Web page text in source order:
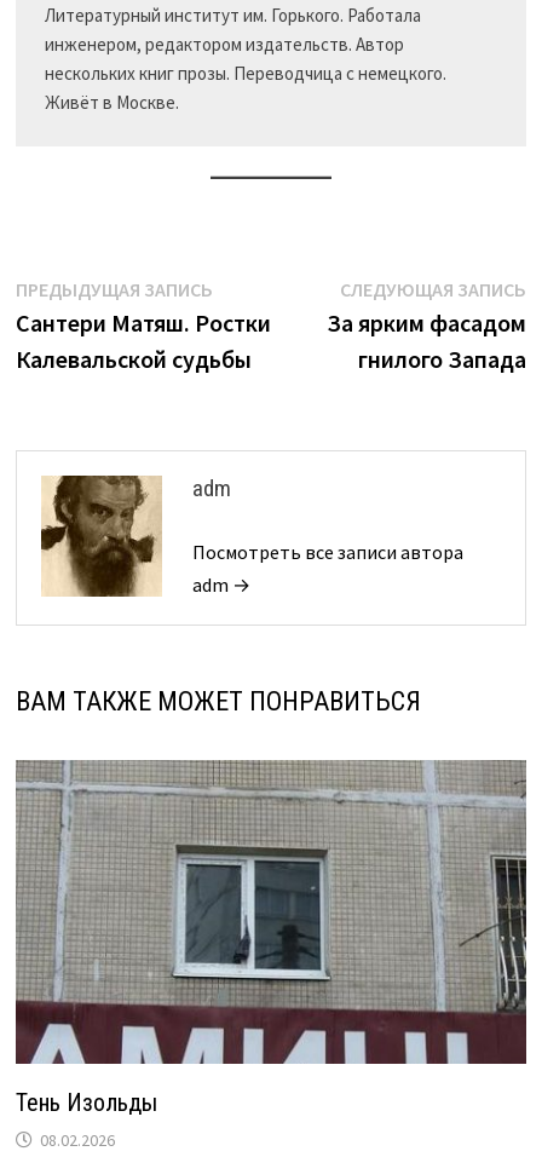
Литературный институт им. Горького. Работала
инженером, редактором издательств. Автор
нескольких книг прозы. Переводчица с немецкого.
Живёт в Москве.
Навигация
по
ПРЕДЫДУЩАЯ ЗАПИСЬПредыдущая
запись:
Сантери Матяш. Ростки
Калевальской судьбы
СЛЕДУЮЩАЯ ЗАПИСЬ
За ярким фасадом
гнилого Запада
adm
Посмотреть все записи автора
adm →
ВАМ ТАКЖЕ МОЖЕТ ПОНРАВИТЬСЯ
Тень Изольды
08.02.2026